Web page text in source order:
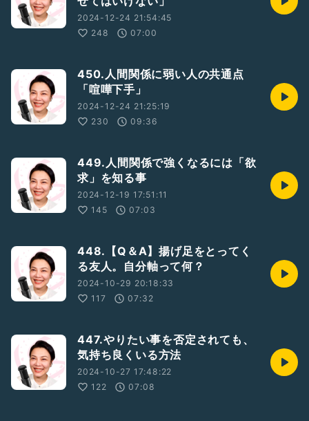
#否定されてあきらめる
#コミュニケーション
2024-12-24 21:54:45
248
07:00
450.人間関係に弱い人の共通点
「喧嘩下手」
2024-12-24 21:25:19
230
09:36
449.人間関係で強くなるには「欲
求」を知る事
2024-12-19 17:51:11
145
07:03
448.【Q＆A】揚げ足をとってく
る友人。自分軸って何？
2024-10-29 20:18:33
117
07:32
447.やりたい事を否定されても、
気持ち良くいる方法
2024-10-27 17:48:22
122
07:08